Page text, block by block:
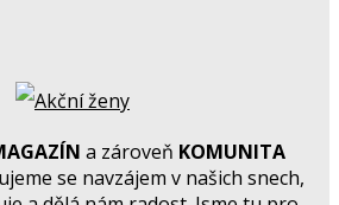
a zároveň KOMUNITA
se navzájem v našich snech,